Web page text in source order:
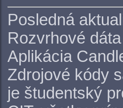
Posledná
Rozvrhové
Aplikácia
Zdrojové kódy
je študentský